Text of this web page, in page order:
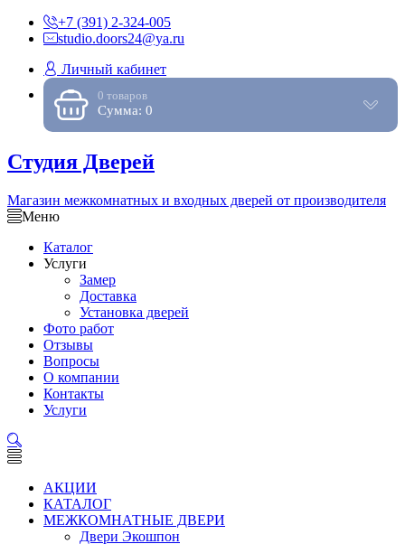
+7 (391) 2-324-005
studio.doors24@ya.ru
Личный кабинет
0 товаров
Сумма: 0
Студия Дверей
Магазин межкомнатных и входных дверей от производителя
Меню
Каталог
Услуги
Замер
Доставка
Установка дверей
Фото работ
Отзывы
Вопросы
О компании
Контакты
Услуги
АКЦИИ
КАТАЛОГ
МЕЖКОМНАТНЫЕ ДВЕРИ
Двери Экошпон